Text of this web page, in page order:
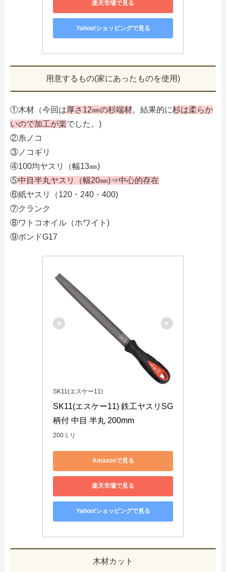
楽天市場で見る
Yahoo!ショッピングで見る
用意するもの(家にあったものを使用)
①木材（今回は厚さ12㎜の杉端材。結果的に杉は柔らか
いので加工が楽でした。)
②糸ノコ
③ノコギリ
④100均ヤスリ（幅13㎜)
⑤中目半丸ヤスリ（幅20㎜)⇒中心的存在
⑥紙ヤスリ（120・240・400)
⑦クランク
⑧ワトコオイル（ホワイト)
⑨ボンドG17
SK11(エスケー11)
SK11(エスケー11) 鉄工ヤスリSG
柄付 中目 半丸 200mm
200ミリ
Amazonで見る
楽天市場で見る
Yahoo!ショッピングで見る
木材カット